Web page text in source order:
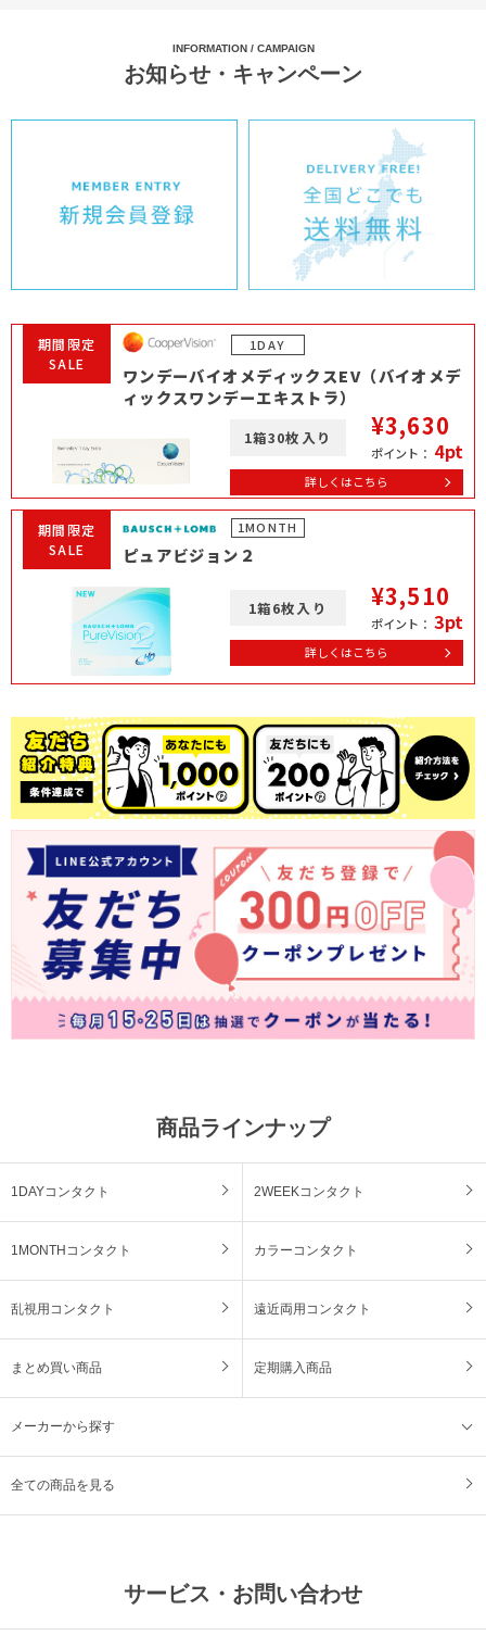
INFORMATION / CAMPAIGN
お知らせ・キャンペーン
1DAY
期間限定
SALE
ワンデーバイオメディックスEV（バイオメデ
ィックスワンデーエキストラ）
1箱30枚入り ¥3,630
ポイント： 4pt
詳しくはこちら
1MONTH
期間限定
SALE
ピュアビジョン２
1箱6枚入り ¥3,510
ポイント： 3pt
詳しくはこちら
商品ラインナップ
1DAYコンタクト 2WEEKコンタクト
1MONTHコンタクト カラーコンタクト
乱視用コンタクト 遠近両用コンタクト
まとめ買い商品 定期購入商品
メーカーから探す
全ての商品を見る
サービス・お問い合わせ